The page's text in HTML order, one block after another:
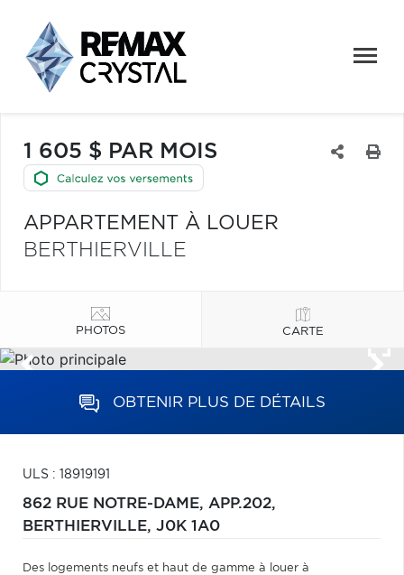
1 605 $ PAR MOIS
APPARTEMENT À LOUER
BERTHIERVILLE
PHOTOS CARTE
OBTENIR PLUS DE DÉTAILS
ULS : 18919191
862 RUE NOTRE-DAME, APP.202,
BERTHIERVILLE, J0K 1A0
Des logements neufs et haut de gamme à louer à